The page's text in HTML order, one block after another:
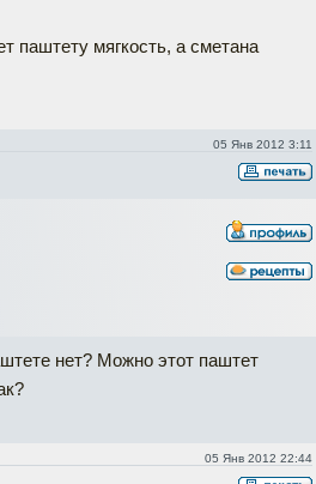
паштету мягкость, а сметана
05 Янв 2012 3:11
нет? Можно этот паштет
05 Янв 2012 22:44